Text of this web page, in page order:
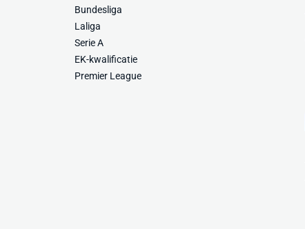
Bundesliga
Laliga
Serie A
EK-kwalificatie
Premier League